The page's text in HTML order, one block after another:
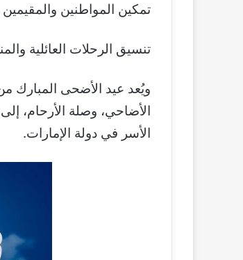
تمكين المواطنين
تنسيق الرحلات العائلية
ويُعد عيد الأضحى المبارك
الأضاحي، وصلة الأرحام،
الأسر في دولة الإمارات.